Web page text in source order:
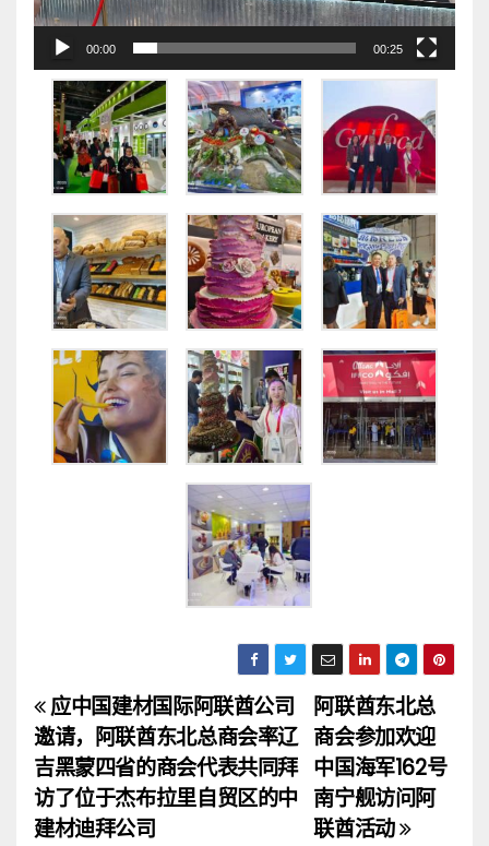
00:00 00:25
文
章
导
阿联酋东北总
商会参加欢迎
中国海军162号
南宁舰访问阿
联酋活动
应中国建材国际阿联酋公司
邀请，阿联酋东北总商会率辽
吉黑蒙四省的商会代表共同拜
访了位于杰布拉里自贸区的中
建材迪拜公司